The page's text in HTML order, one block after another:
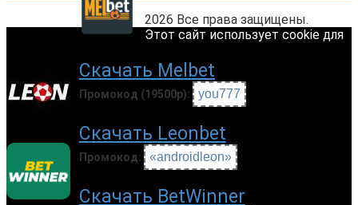
Скачать Melbet
Промокод (19500р): you777
Скачать Leonbet
Промокод: «androidleon»
Скачать BetWinner
2026 Все права защищены.
Этот сайт использует cookie для